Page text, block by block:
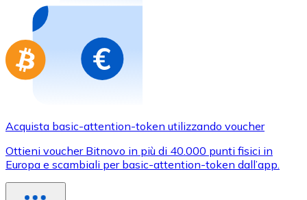
Acquista basic-attention-token utilizzando voucher
Ottieni voucher Bitnovo in più di 40.000 punti fisici in
Europa e scambiali per basic-attention-token dall’app.